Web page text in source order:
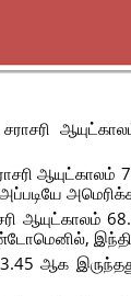
ஆயுட்காலம்
ஆக